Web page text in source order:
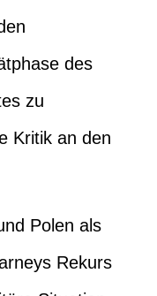
des
zu
Kritik an den
Polen als
Rekurs